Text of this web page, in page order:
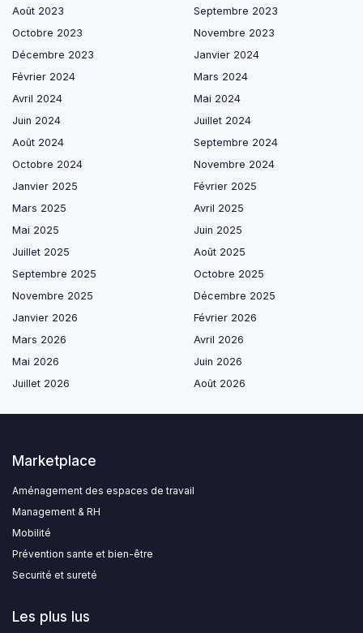
Août 2023
Septembre 2023
Octobre 2023
Novembre 2023
Décembre 2023
Janvier 2024
Février 2024
Mars 2024
Avril 2024
Mai 2024
Juin 2024
Juillet 2024
Août 2024
Septembre 2024
Octobre 2024
Novembre 2024
Janvier 2025
Février 2025
Mars 2025
Avril 2025
Mai 2025
Juin 2025
Juillet 2025
Août 2025
Septembre 2025
Octobre 2025
Novembre 2025
Décembre 2025
Janvier 2026
Février 2026
Mars 2026
Avril 2026
Mai 2026
Juin 2026
Juillet 2026
Août 2026
Marketplace
Aménagement des espaces de travail
Management & RH
Mobilité
Prévention sante et bien-être
Securité et sureté
Les plus lus